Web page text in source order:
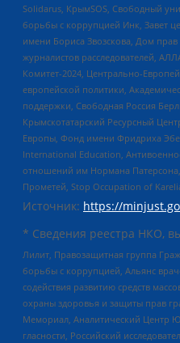
Solidarus, КрымSOS, Свободный
борьбы с коррупцией Инк, Завет
имени Бориса Звозскова, Дом
журналистов расследователей,
Комитет-2024, Центрально-
европейской политики,
поддержки, Свободная Россия
Крымскотатарский Ресурсный
Европы, Фонд имени Фридриха
International Education,
отношений им Нормана
Прометей, Stop Occupation of
Источник: https://
* Сведения реестра НКО,
Лилит, Правозащитная группа
борьбы с коррупцией, Альянс
содействия развитию средств
охраны здоровья и защиты прав
Мемориал, Аналитический Центр
гласности, Российский